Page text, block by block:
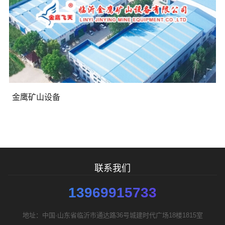
金鹰矿山设备
联系我们
13969915733
地址：中国·山东省临沂市通达路36号城建时代广场18楼1815室
需要方案后报价